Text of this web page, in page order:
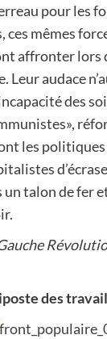
pour les
mêmes
affronter lors
Leur audace
des
les
un talon de fer
des